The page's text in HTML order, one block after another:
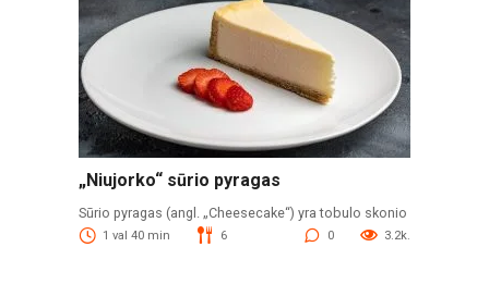
„Niujorko“ sūrio pyragas
Sūrio pyragas (angl. „Cheesecake“) yra tobulo skonio
1 val 40 min 6 0 3.2k.